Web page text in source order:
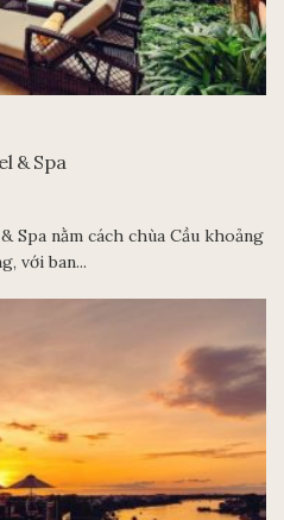
& Spa
nằm cách chùa Cầu khoảng
với ban...